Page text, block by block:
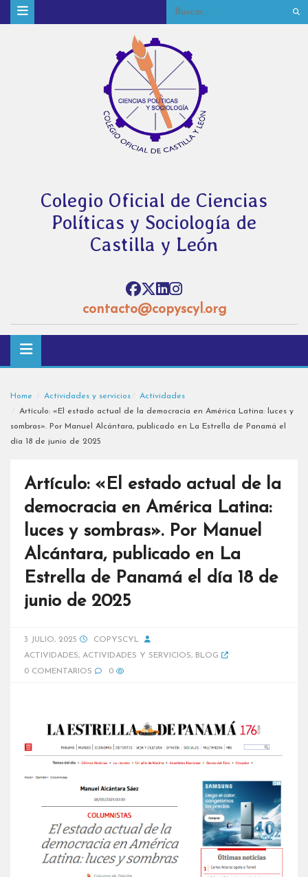
Colegio Oficial de Ciencias
Políticas y Sociología de
Castilla y León
contacto@copyscyl.org
Home Actividades y servicios
Actividades
Artículo: «El estado actual de la democracia en América Latina: luces y
sombras». Por Manuel Alcántara, publicado en La Estrella de Panamá el
día 18 de junio de 2025
Artículo: «El estado actual de la
democracia en América Latina:
luces y sombras». Por Manuel
Alcántara, publicado en La
Estrella de Panamá el día 18 de
junio de 2025
3 JULIO, 2025
COPYSCYL
ACTIVIDADES, ACTIVIDADES Y SERVICIOS, BLOG
0 COMENTARIOS
0